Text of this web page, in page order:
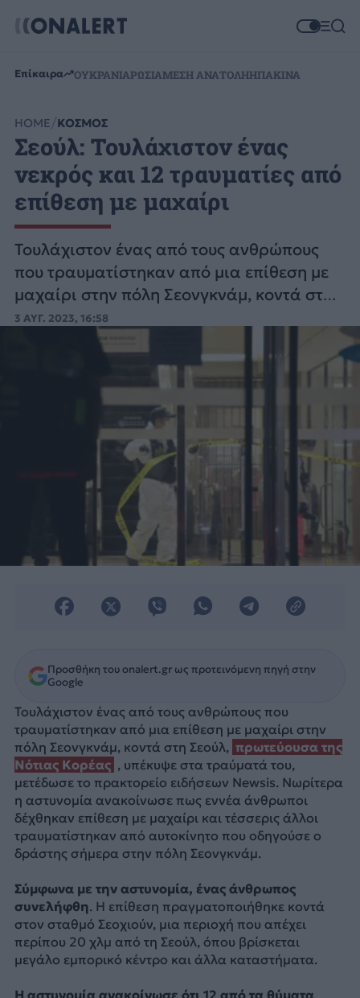
Επίκαιρα ΟΥΚΡΑΝΙΑΡΩΣΙΑΜΕΣΗ ΑΝΑΤΟΛΗΗΠΑΚΙΝΑ
HOME ΚΟΣΜΟΣ
Σεούλ: Τουλάχιστον ένας
νεκρός και 12 τραυματίες από
επίθεση με μαχαίρι
Τουλάχιστον ένας από τους ανθρώπους
που τραυματίστηκαν από μια επίθεση με
μαχαίρι στην πόλη Σεονγκνάμ, κοντά στη
Σεούλ, πρωτεύουσα της Νότιας Κορέας.
3 ΑΥΓ. 2023, 16:58
Προσθήκη του onalert.gr ως προτεινόμενη πηγή στην
Google
Τουλάχιστον ένας από τους ανθρώπους που
τραυματίστηκαν από μια επίθεση με μαχαίρι στην
πόλη Σεονγκνάμ, κοντά στη Σεούλ, πρωτεύουσα της
Νότιας Κορέας , υπέκυψε στα τραύματά του,
μετέδωσε το πρακτορείο ειδήσεων Newsis. Νωρίτερα
η αστυνομία ανακοίνωσε πως εννέα άνθρωποι
δέχθηκαν επίθεση με μαχαίρι και τέσσερις άλλοι
τραυματίστηκαν από αυτοκίνητο που οδηγούσε ο
δράστης σήμερα στην πόλη Σεονγκνάμ.
Σύμφωνα με την αστυνομία, ένας άνθρωπος
συνελήφθη. Η επίθεση πραγματοποιήθηκε κοντά
στον σταθμό Σεοχιούν, μια περιοχή που απέχει
περίπου 20 χλμ από τη Σεούλ, όπου βρίσκεται
μεγάλο εμπορικό κέντρο και άλλα καταστήματα.